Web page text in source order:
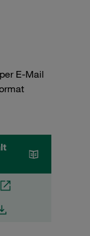
E-Mail